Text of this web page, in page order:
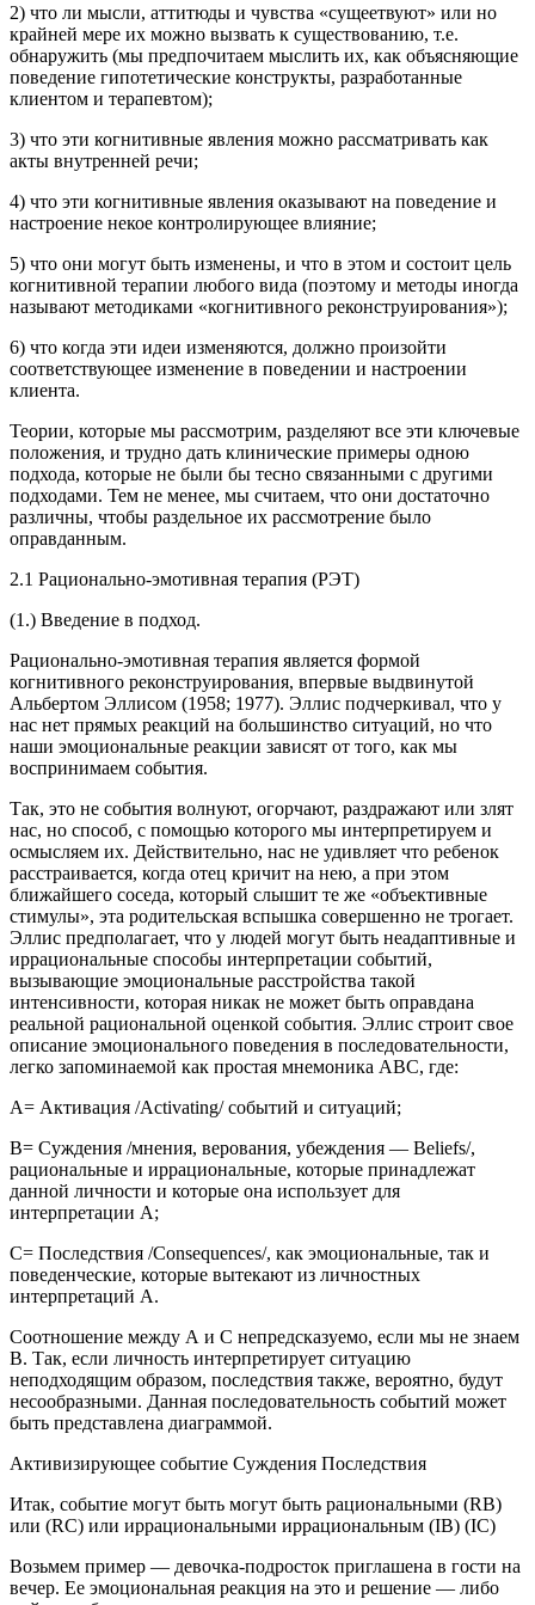
2) что ли мысли, аттитюды и чувства «сущеетвуют» или но
крайней мере их можно вызвать к существованию, т.е.
обнаружить (мы предпочитаем мыслить их, как объясняющие
поведение гипотетические конструкты, разработанные
клиентом и терапевтом);
3) что эти когнитивные явления можно рассматривать как
акты внутренней речи;
4) что эти когнитивные явления оказывают на поведение и
настроение некое контролирующее влияние;
5) что они могут быть изменены, и что в этом и состоит цель
когнитивной терапии любого вида (поэтому и методы иногда
называют методиками «когнитивного реконструирования»);
6) что когда эти идеи изменяются, должно произойти
соответствующее изменение в поведении и настроении
клиента.
Теории, которые мы рассмотрим, разделяют все эти ключевые
положения, и трудно дать клинические примеры одною
подхода, которые не были бы тесно связанными с другими
подходами. Тем не менее, мы считаем, что они достаточно
различны, чтобы раздельное их рассмотрение было
оправданным.
2.1 Рационально-эмотивная терапия (РЭТ)
(1.) Введение в подход.
Рационально-эмотивная терапия является формой
когнитивного реконструирования, впервые выдвинутой
Альбертом Эллисом (1958; 1977). Эллис подчеркивал, что у
нас нет прямых реакций на большинство ситуаций, но что
наши эмоциональные реакции зависят от того, как мы
воспринимаем события.
Так, это не события волнуют, огорчают, раздражают или злят
нас, но способ, с помощью которого мы интерпретируем и
осмысляем их. Действительно, нас не удивляет что ребенок
расстраивается, когда отец кричит на нею, а при этом
ближайшего соседа, который слышит те же «объективные
стимулы», эта родительская вспышка совершенно не трогает.
Эллис предполагает, что у людей могут быть неадаптивные и
иррациональные способы интерпретации событий,
вызывающие эмоциональные расстройства такой
интенсивности, которая никак не может быть оправдана
реальной рациональной оценкой события. Эллис строит свое
описание эмоционального поведения в последовательности,
легко запоминаемой как простая мнемоника ABC, где:
А= Активация /Activating/ событий и ситуаций;
В= Суждения /мнения, верования, убеждения — Beliefs/,
рациональные и иррациональные, которые принадлежат
данной личности и которые она использует для
интерпретации А;
С= Последствия /Consequences/, как эмоциональные, так и
поведенческие, которые вытекают из личностных
интерпретаций А.
Соотношение между А и С непредсказуемо, если мы не знаем
В. Так, если личность интерпретирует ситуацию
неподходящим образом, последствия также, вероятно, будут
несообразными. Данная последовательность событий может
быть представлена диаграммой.
Активизирующее событие Суждения Последствия
Итак, событие могут быть могут быть рациональными (RB)
или (RC) или иррациональными иррациональным (IB) (IС)
Возьмем пример — девочка-подросток приглашена в гости на
вечер. Ее эмоциональная реакция на это и решение — либо